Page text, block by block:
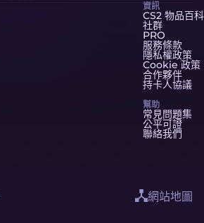
資訊
CS2 物品百科
社群
PRO
服務條款
隱私權政策
Cookie 政策
合作夥伴
持卡人協議
幫助
常見問題集
公平可證
聯絡我們
網站地圖